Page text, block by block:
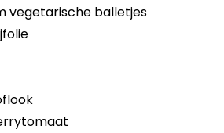
vegetarische balletjes